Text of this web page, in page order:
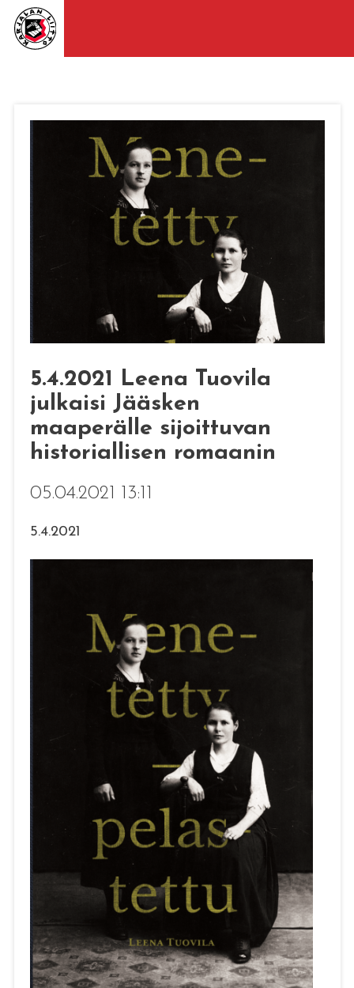
5.4.2021 Leena Tuovila
julkaisi Jääsken
maaperälle sijoittuvan
historiallisen romaanin
05.04.2021 13:11
5.4.2021